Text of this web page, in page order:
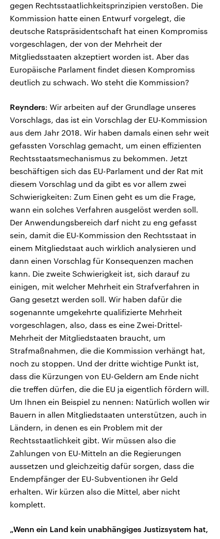
gegen Rechtsstaatlichkeitsprinzipien verstoßen. Die
Kommission hatte einen Entwurf vorgelegt, die
deutsche Ratspräsidentschaft hat einen Kompromiss
vorgeschlagen, der von der Mehrheit der
Mitgliedsstaaten akzeptiert worden ist. Aber das
Europäische Parlament findet diesen Kompromiss
deutlich zu schwach. Wo steht die Kommission?
Reynders: Wir arbeiten auf der Grundlage unseres
Vorschlags, das ist ein Vorschlag der EU-Kommission
aus dem Jahr 2018. Wir haben damals einen sehr weit
gefassten Vorschlag gemacht, um einen effizienten
Rechtsstaatsmechanismus zu bekommen. Jetzt
beschäftigen sich das EU-Parlament und der Rat mit
diesem Vorschlag und da gibt es vor allem zwei
Schwierigkeiten: Zum Einen geht es um die Frage,
wann ein solches Verfahren ausgelöst werden soll.
Der Anwendungsbereich darf nicht zu eng gefasst
sein, damit die EU-Kommission den Rechtsstaat in
einem Mitgliedstaat auch wirklich analysieren und
dann einen Vorschlag für Konsequenzen machen
kann. Die zweite Schwierigkeit ist, sich darauf zu
einigen, mit welcher Mehrheit ein Strafverfahren in
Gang gesetzt werden soll. Wir haben dafür die
sogenannte umgekehrte qualifizierte Mehrheit
vorgeschlagen, also, dass es eine Zwei-Drittel-
Mehrheit der Mitgliedstaaten braucht, um
Strafmaßnahmen, die die Kommission verhängt hat,
noch zu stoppen. Und der dritte wichtige Punkt ist,
dass die Kürzungen von EU-Geldern am Ende nicht
die treffen dürfen, die die EU ja eigentlich fördern will.
Um Ihnen ein Beispiel zu nennen: Natürlich wollen wir
Bauern in allen Mitgliedstaaten unterstützen, auch in
Ländern, in denen es ein Problem mit der
Rechtsstaatlichkeit gibt. Wir müssen also die
Zahlungen von EU-Mitteln an die Regierungen
aussetzen und gleichzeitig dafür sorgen, dass die
Endempfänger der EU-Subventionen ihr Geld
erhalten. Wir kürzen also die Mittel, aber nicht
komplett.
„Wenn ein Land kein unabhängiges Justizsystem hat,